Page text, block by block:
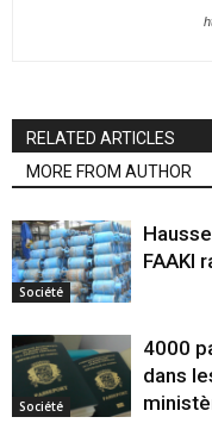
RELATED ARTICLES
MORE FROM AUTHOR
Société
FAAKI
Société
4000
dans